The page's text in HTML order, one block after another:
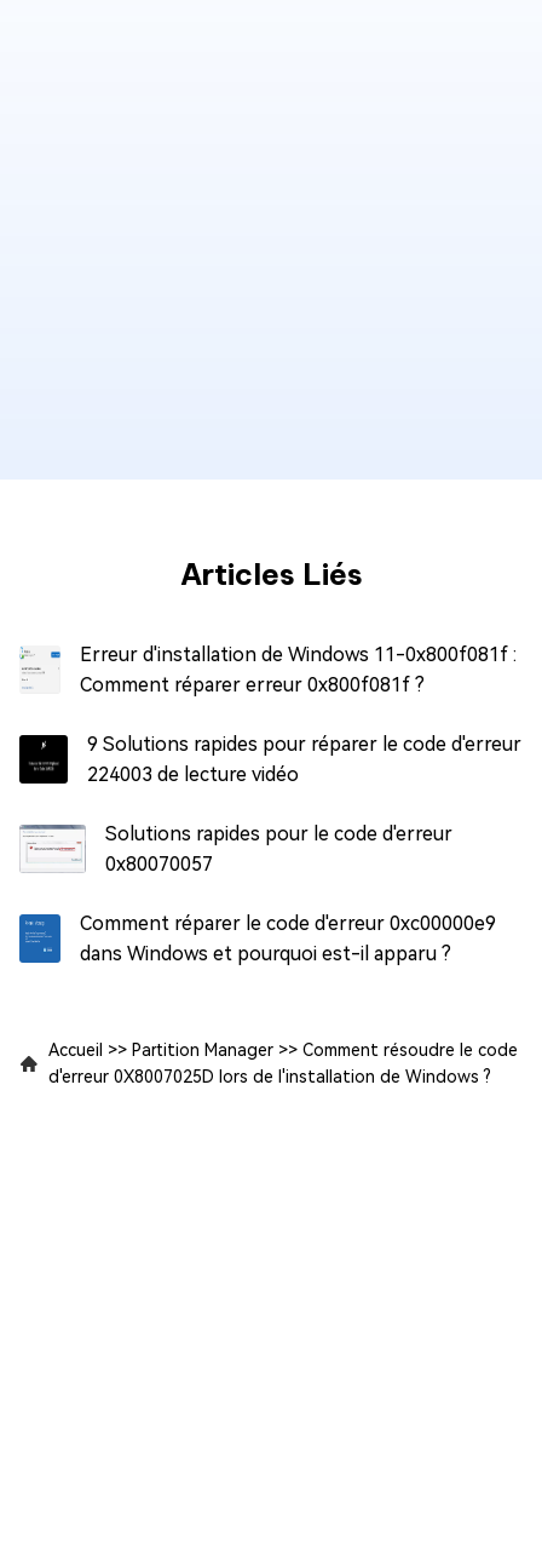
Articles Liés
Erreur d'installation de Windows 11-0x800f081f :
Comment réparer erreur 0x800f081f ?
9 Solutions rapides pour réparer le code d'erreur
224003 de lecture vidéo
Solutions rapides pour le code d'erreur
0x80070057
Comment réparer le code d'erreur 0xc00000e9
dans Windows et pourquoi est-il apparu ?
Accueil >> Partition Manager >> Comment résoudre le code
d'erreur 0X8007025D lors de l'installation de Windows ?